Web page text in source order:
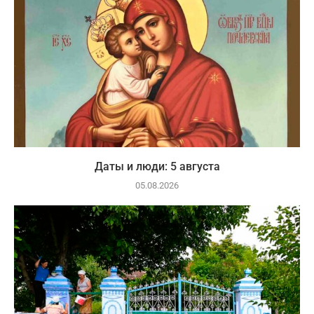
Даты и люди: 5 августа
05.08.2026